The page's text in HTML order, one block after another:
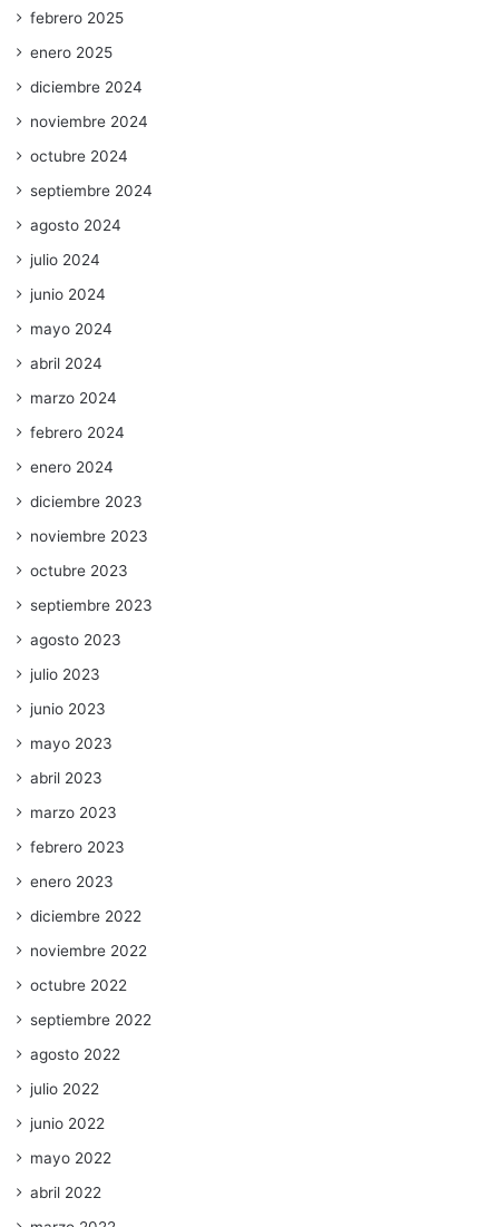
febrero 2025
enero 2025
diciembre 2024
noviembre 2024
octubre 2024
septiembre 2024
agosto 2024
julio 2024
junio 2024
mayo 2024
abril 2024
marzo 2024
febrero 2024
enero 2024
diciembre 2023
noviembre 2023
octubre 2023
septiembre 2023
agosto 2023
julio 2023
junio 2023
mayo 2023
abril 2023
marzo 2023
febrero 2023
enero 2023
diciembre 2022
noviembre 2022
octubre 2022
septiembre 2022
agosto 2022
julio 2022
junio 2022
mayo 2022
abril 2022